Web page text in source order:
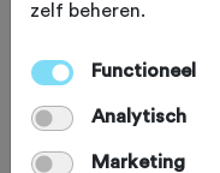
Gravel is in.
nemen een
hun
rekening mee
zelf beheren.
Functioneel
Analytisch
Marketing